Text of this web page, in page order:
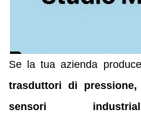
Se la tua azienda
trasduttori di pressione,
sensori